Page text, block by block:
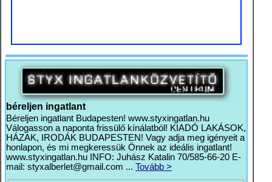
béreljen ingatlant
Béreljen ingatlant Budapesten! www.styxingatlan.hu
Válogasson a naponta frissülő kínálatból! KIADÓ LAKÁSOK,
HÁZAK, IRODÁK BUDAPESTEN! Vagy adja meg igényeit a
honlapon, és mi megkeressük Önnek az ideális ingatlant!
www.styxingatlan.hu INFO: Juhász Katalin 70/585-66-20 E-
mail: styxalberlet@gmail.com ... Tovább >